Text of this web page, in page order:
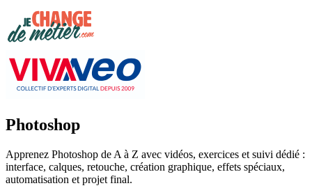
Photoshop
Apprenez Photoshop de A à Z avec vidéos, exercices et suivi dédié :
interface, calques, retouche, création graphique, effets spéciaux,
automatisation et projet final.